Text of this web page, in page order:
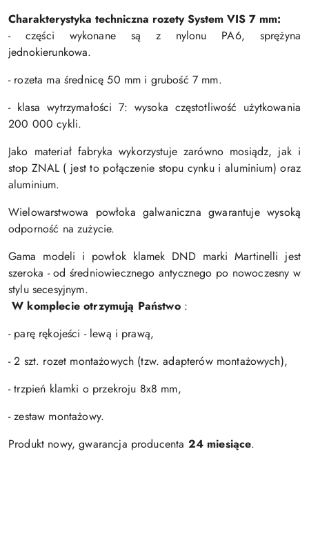
Charakterystyka techniczna rozety System VIS 7 mm:
- części wykonane są z nylonu PA6, sprężyna
jednokierunkowa.
- rozeta ma średnicę 50 mm i grubość 7 mm.
- klasa wytrzymałości 7: wysoka częstotliwość użytkowania
200 000 cykli.
Jako materiał fabryka wykorzystuje zarówno mosiądz, jak i
stop ZNAL ( jest to połączenie stopu cynku i aluminium) oraz
aluminium.
Wielowarstwowa powłoka galwaniczna gwarantuje wysoką
odporność na zużycie.
Gama modeli i powłok klamek DND marki Martinelli jest
szeroka - od średniowiecznego antycznego po nowoczesny w
stylu secesyjnym.
W komplecie otrzymują Państwo:
- parę rękojeści - lewą i prawą,
- 2 szt. rozet montażowych (tzw. adapterów montażowych),
- trzpień klamki o przekroju 8x8 mm,
- zestaw montażowy.
Produkt nowy, gwarancja producenta 24 miesiące.